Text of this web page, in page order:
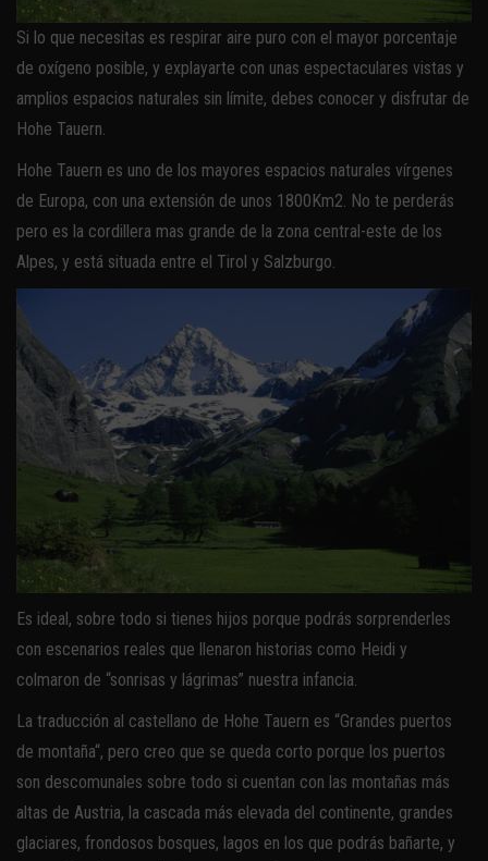
Si lo que necesitas es respirar aire puro con el mayor porcentaje
de oxígeno posible, y explayarte con unas espectaculares vistas y
amplios espacios naturales sin límite, debes conocer y disfrutar de
Hohe Tauern.
Hohe Tauern es uno de los mayores espacios naturales vírgenes
de Europa, con una extensión de unos 1800Km2. No te perderás
pero es la cordillera mas grande de la zona central-este de los
Alpes, y está situada entre el Tirol y Salzburgo.
Es ideal, sobre todo si tienes hijos porque podrás sorprenderles
con escenarios reales que llenaron historias como Heidi y
colmaron de “sonrisas y lágrimas” nuestra infancia.
La traducción al castellano de Hohe Tauern es “Grandes puertos
de montaña“, pero creo que se queda corto porque los puertos
son descomunales sobre todo si cuentan con las montañas más
altas de Austria, la cascada más elevada del continente, grandes
glaciares, frondosos bosques, lagos en los que podrás bañarte, y